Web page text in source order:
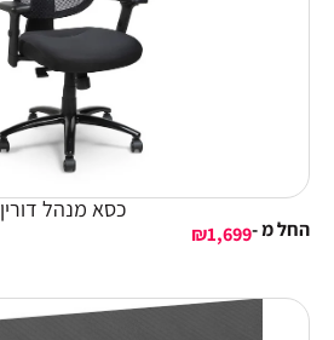
כסא מנהל דורין
החל מ - ₪1,699